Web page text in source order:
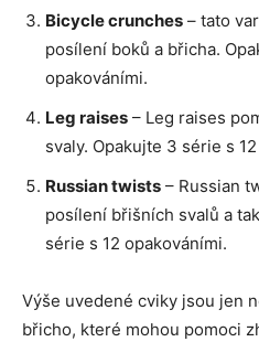
Bicycle crunches – tato
posílení boků a břicha.
opakováními.
Leg raises – Leg raises
svaly. Opakujte 3 série s
Russian twists – Russian
posílení břišních svalů a
série s 12 opakováními.
Výše uvedené cviky jsou jen
břicho, které mohou pomoci